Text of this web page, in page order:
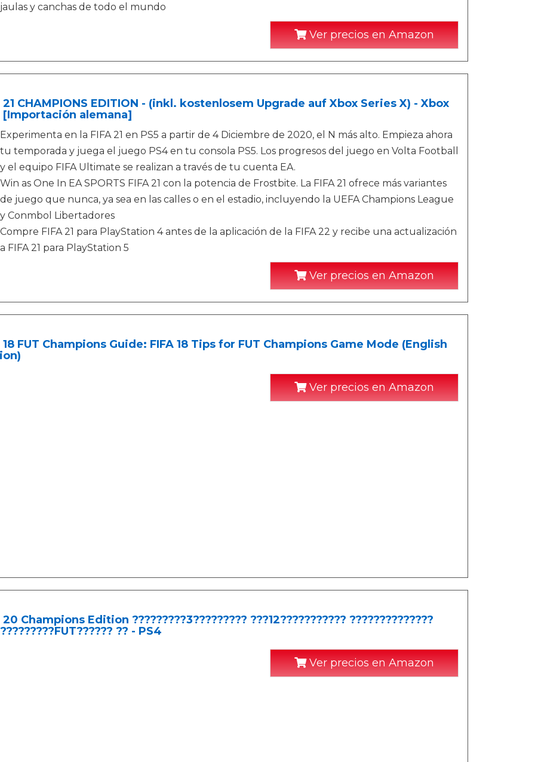
jaulas y canchas de todo el mundo
Ver precios en Amazon
21 CHAMPIONS EDITION - (inkl. kostenlosem Upgrade auf Xbox Series X) - Xbox
[Importación alemana]
Experimenta en la FIFA 21 en PS5 a partir de 4 Diciembre de 2020, el N más alto. Empieza ahora
tu temporada y juega el juego PS4 en tu consola PS5. Los progresos del juego en Volta Football
y el equipo FIFA Ultimate se realizan a través de tu cuenta EA.
Win as One In EA SPORTS FIFA 21 con la potencia de Frostbite. La FIFA 21 ofrece más variantes
de juego que nunca, ya sea en las calles o en el estadio, incluyendo la UEFA Champions League
y Conmbol Libertadores
Compre FIFA 21 para PlayStation 4 antes de la aplicación de la FIFA 22 y recibe una actualización
a FIFA 21 para PlayStation 5
Ver precios en Amazon
18 FUT Champions Guide: FIFA 18 Tips for FUT Champions Game Mode (English
Ver precios en Amazon
20 Champions Edition ?????????3????????? ???12??????????? ??????????????
?? - PS4
Ver precios en Amazon